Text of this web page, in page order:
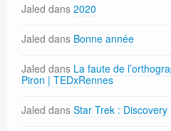
Jaled dans 2020
Jaled dans Bonne année
Jaled dans La faute de
Piron | TEDxRennes
Jaled dans Star Trek : Discovery